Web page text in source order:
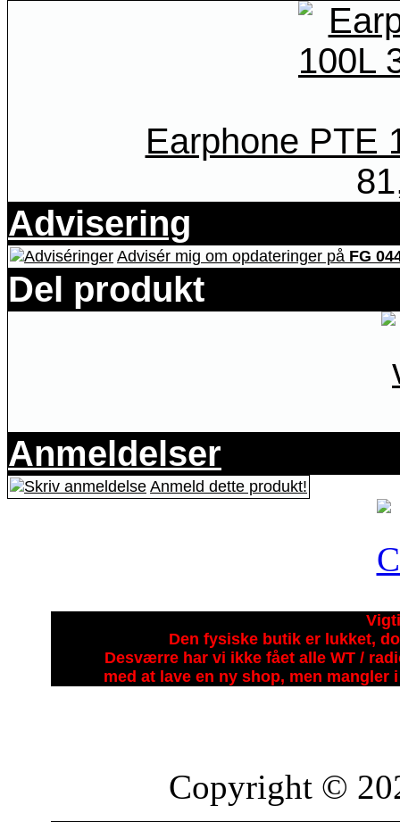
Earphone PTE
Advisering
Advisér mig om opdateringer på FG
Del produkt
Anmeldelser
Anmeld dette produkt!
Den fysiske butik er lukket,
Desværre har vi ikke fået alle WT /
med at lave en ny shop, men mangler
Copyright ©